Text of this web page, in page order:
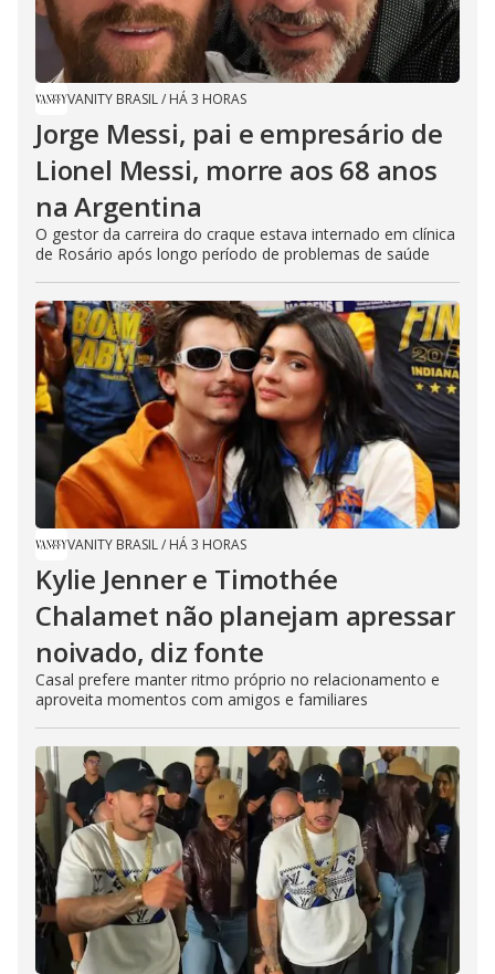
VANITY BRASIL/ HÁ 3 HORAS
Jorge Messi, pai e empresário de
Lionel Messi, morre aos 68 anos
na Argentina
O gestor da carreira do craque estava internado em clínica
de Rosário após longo período de problemas de saúde
VANITY BRASIL/ HÁ 3 HORAS
Kylie Jenner e Timothée
Chalamet não planejam apressar
noivado, diz fonte
Casal prefere manter ritmo próprio no relacionamento e
aproveita momentos com amigos e familiares